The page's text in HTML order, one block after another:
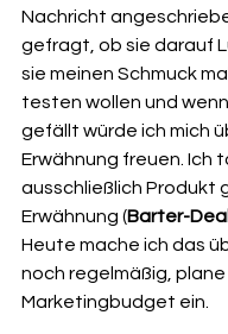
Nachricht
gefragt, ob sie darauf
sie meinen Schmuck
testen wollen und
gefällt würde ich mich
Erwähnung freuen. Ich
ausschließlich Produkt
Erwähnung (Barter-Deal
Heute mache ich das
noch regelmäßig,
Marketingbudget ein.